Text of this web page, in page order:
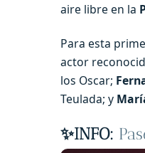
aire libre en la
Para esta
actor
los Oscar;
Teulada; y
✨INFO: